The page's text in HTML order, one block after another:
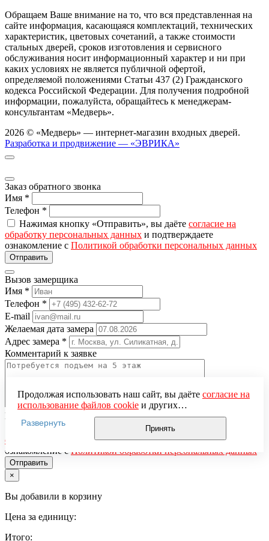
Обращаем Ваше внимание на то, что вся представленная на
сайте информация, касающаяся комплектаций, технических
характеристик, цветовых сочетаний, а также стоимости
стальных дверей, сроков изготовления и сервисного
обслуживания носит информационный характер и ни при
каких условиях не является публичной офертой,
определяемой положениями Статьи 437 (2) Гражданского
кодекса Российской Федерации. Для получения подробной
информации, пожалуйста, обращайтесь к менеджерам-
консультантам «Медверь».
2026 © «Медверь» — интернет-магазин входных дверей.
Разработка и продвижение — «ЭВРИКА»
Заказ обратного звонка
Имя *
Телефон *
Нажимая кнопку «Отправить», вы даёте согласие на
обработку персональных данных и подтверждаете
ознакомление с Политикой обработки персональных данных
Вызов замерщика
Имя *
Телефон *
E-mail
Желаемая дата замера
Адрес замера *
Комментарий к заявке
Понравившаяся модель
Нажимая кнопку «Отправить», вы даёте
обработку персональных данныхи подтверждаете
ознакомление с Политикой обработки персональных данных
Продолжая использовать наш сайт, вы даёте согласие на
использование файлов cookieи других
пользовательских данных (включая IP-адрес, сведения о
местоположении, устройстве, действиях на сайте и т. п.)
для функционирования сайта, проведения
использования систем аналитики (например,
Яндекс.Метрика), в соответствии с нашей
Если вы не хотите, чтобы ваши данные обрабатывались,
настройте ограничения в браузере или покиньте сайт.
Развернуть
Принять
×
Вы добавили в корзину
Цена за единицу:
Итого: